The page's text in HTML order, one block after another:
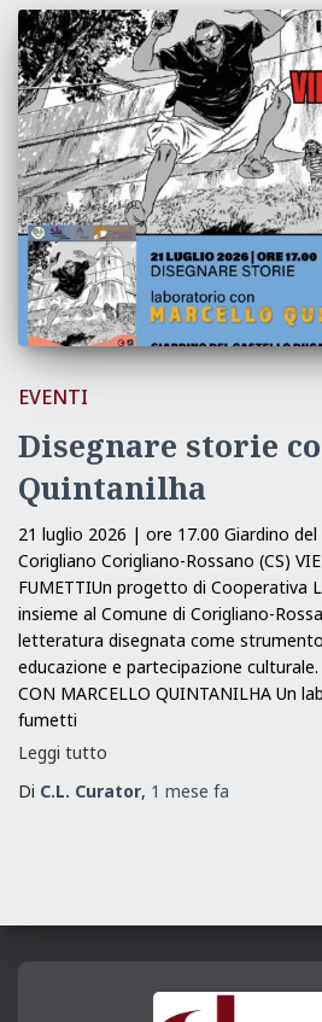
EVENTI
Disegnare storie
Quintanilha
21 luglio 2026 | ore 17.00 Giardino
Corigliano Corigliano-Rossano (CS)
FUMETTIUn progetto di Cooperativa
insieme al Comune di Corigliano-
letteratura disegnata come
educazione e partecipazione culturale.
CON MARCELLO QUINTANILHA Un
fumetti
Leggi tutto
Di C.L. Curator, 1 mese fa